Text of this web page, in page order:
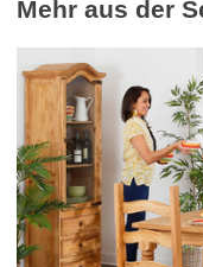
Mehr aus der